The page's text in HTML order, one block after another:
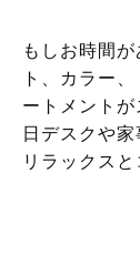
もしお時間
ト、カラー
ートメント
日デスクや
リラックス